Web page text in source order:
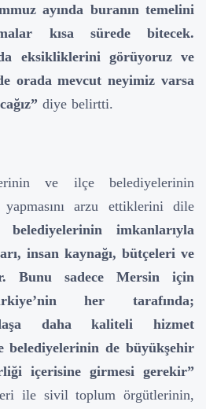
ayında buranın temelini
kısa sürede bitecek.
eksikliklerini görüyoruz ve
orada mevcut neyimiz varsa
diye belirtti.
ve ilçe belediyelerinin
arzu ettiklerini dile
belediyelerinin imkanlarıyla
insan kaynağı, bütçeleri ve
Bunu sadece Mersin için
her tarafında;
daha kaliteli hizmet
belediyelerinin de büyükşehir
içerisine girmesi gerekir”
ile sivil toplum örgütlerinin,